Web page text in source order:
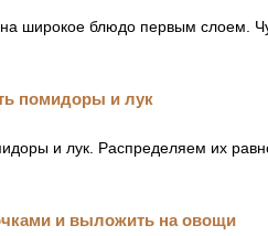
широкое блюдо первым слоем.
и лук. Распределяем их